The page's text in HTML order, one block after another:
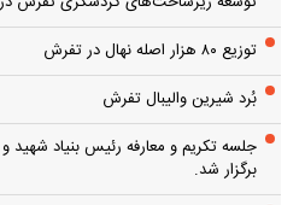
توزیع ۸۰ هزار اصله نهال در تفرش
بُرد شیرین والیبال تفرش
جلسه تکریم و معارفه رئیس بنیاد شهید
برگزار شد.